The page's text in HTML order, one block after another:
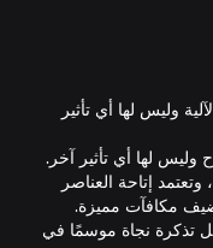
وليس لها أي تأثير
إتاحة العناصر
تذكرة نجاة موسمًا في